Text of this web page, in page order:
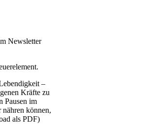
Newsletter
–
Kräfte zu
Pausen im
können,
als PDF)